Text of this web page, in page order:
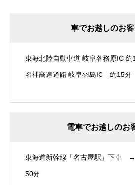
車でお越しのお客
東海北陸自動車道 岐阜各務原IC 約
名神高速道路 岐阜羽島IC 約15分
電車でお越しのお
東海道新幹線「名古屋駅」下車
50分